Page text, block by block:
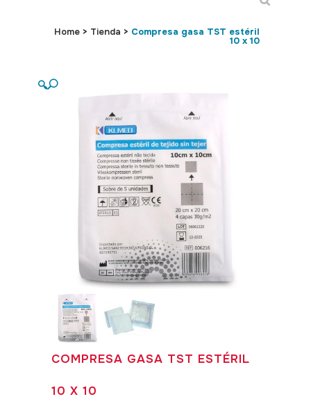
c
Home > Tienda > Compresa gasa TST estéril
10 x 10
🔍
COMPRESA GASA TST ESTÉRIL
10 X 10